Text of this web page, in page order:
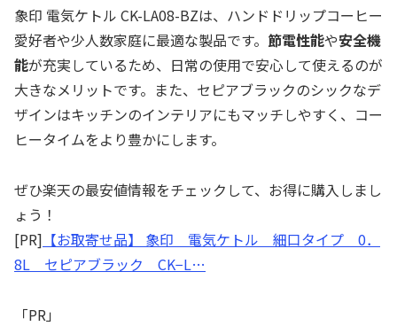
象印 電気ケトル CK-LA08-BZは、ハンドドリップコーヒー
愛好者や少人数家庭に最適な製品です。 節電性能や安全機
能が充実しているため、日常の使用で安心して使えるのが
大きなメリットです。また、セピアブラックのシックなデ
ザインはキッチンのインテリアにもマッチしやすく、コー
ヒータイムをより豊かにします。
ぜひ楽天の最安値情報をチェックして、お得に購入しまし
ょう！
[PR] 【お取寄せ品】 象印 電気ケトル 細口タイプ 0．
8L セピアブラック CK−L…
「PR」